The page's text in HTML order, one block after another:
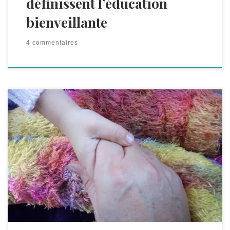
bienveillante
4 commentaires
Je serai tentée de répondre « parce que tous les
parents veulent être bienveillants avec leurs enfants ».
Mais c’est beaucoup plus compliqué que cela. C’est
plus compliqué parce que oui, tous les parents veulent
le meilleur pour leurs enfants. Ils veulent que leurs
bambins deviennent des adultes responsables,
respectueux, polis, qu’ils sachent s’adapter, qu’ils
soient forts, qu’ils trouvent leur place dans le monde,
qu’ils arrivent à surmonter les épreuves de la vie,
qu’ils « réussissent », etc., mais surtout, on souhaite